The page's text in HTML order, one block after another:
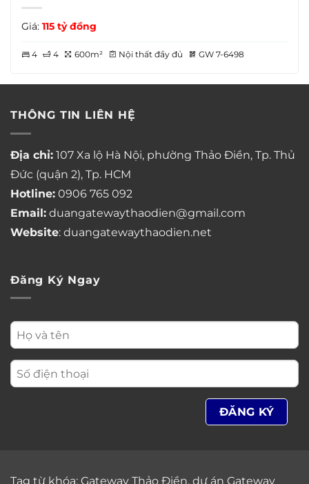
Giá: 115 tỷ đồng
4 4 600m² Nội thất đầy đủ GW 7-6498
THÔNG TIN LIÊN HỆ
Địa chỉ: 107 Xa lộ Hà Nội, phường Thảo Điền, Tp. Thủ
Đức (quận 2), Tp. HCM
Hotline: 0906 765 092
Email: duangatewaythaodien@gmail.com
Website: duangatewaythaodien.net
Đăng Ký Ngay
Tag từ khóa: Gateway Thảo Điền, dự án Gateway